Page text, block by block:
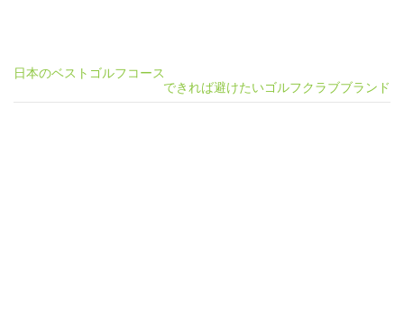
投
稿
日本のベストゴルフコース
できれば避けたいゴルフクラブブランド